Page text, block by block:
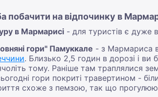
побачити на відпочинку в
в Мармарисі - для туристів є дуже
гори" Памуккале - з Мармариса
. Близько 2,5 годин в дорозі і
тому. Раніше там траплялися
гори покриті травертином -
схоже з пемзою, так що